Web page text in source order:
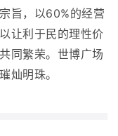
旨，以60%的经营
让利于民的理性价
同繁荣。世博广场
灿明珠。